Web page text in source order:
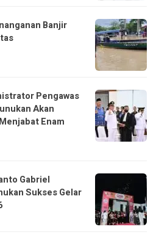
Banjir
Pengawas
Akan
Enam
Gabriel
Sukses Gelar